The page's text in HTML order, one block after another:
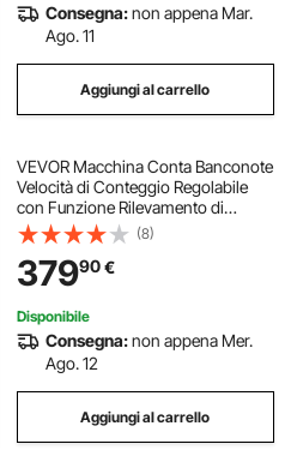
Consegna:non appena Mar.
Ago. 11
Aggiungi al carrello
VEVOR Macchina Conta Banconote
Velocità di Conteggio Regolabile
con Funzione Rilevamento di
Banconote False, Selettore Denaro
Contatore di Valore Miste Display
LED da Negozio Centro Turistico
(8)
37990€
Disponibile
Consegna:non appena Mer.
Ago. 12
Aggiungi al carrello